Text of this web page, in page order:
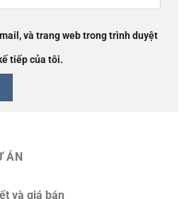
và trang web trong trình duyệt
tiếp của tôi.
ÁN
và giá bán